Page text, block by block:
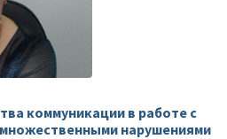
коммуникации в работе с
нарушениями